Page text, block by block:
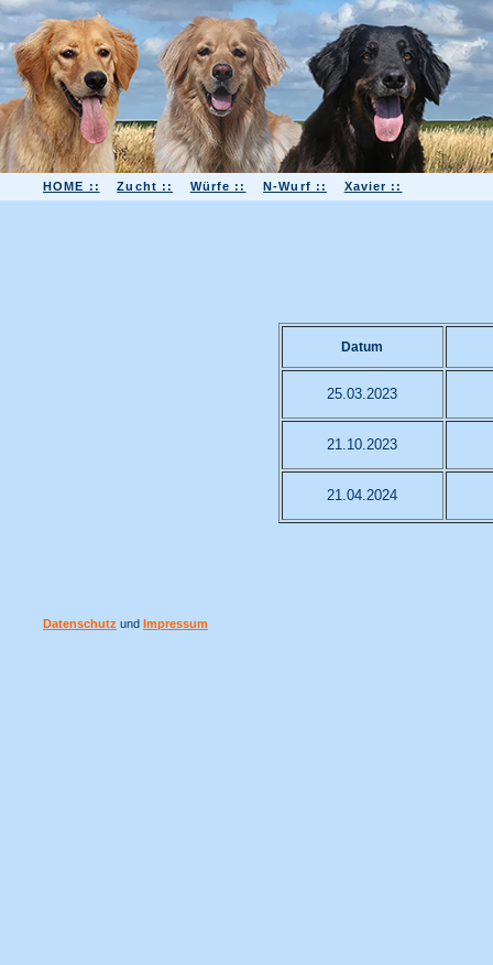
HOME :: Zucht :: Würfe :: N-Wurf :: Xavier ::
Datum
25.03.2023
21.10.2023
21.04.2024
Datenschutz und Impressum